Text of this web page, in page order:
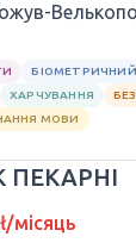
ХАРЧУВАННЯ
МОВИ
ПЕКАРНІ
місяць